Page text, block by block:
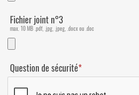
Fichier joint n°3
max. 10 MB .pdf, .jpg, .jpeg, .docx ou .doc
Question de sécurité